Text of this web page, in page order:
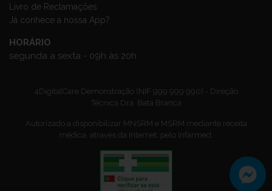
Livro de Reclamações
Já conhece a nossa App?
HORÁRIO
segunda a sexta - 09h às 20h
4DigitalCare Demonstração (NIF 999 999 990) - Direção
Técnica Dra. Bata Branca
Autorizado a disponibilizar MNSRM e MSRM mediante receita
médica, através da Internet, pelo Infarmed.